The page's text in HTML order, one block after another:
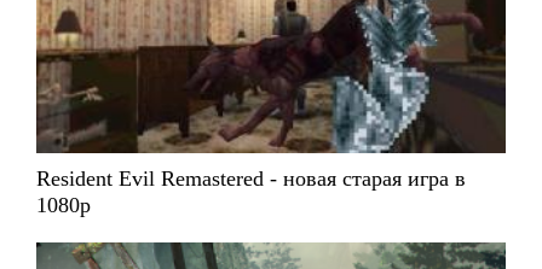
Resident Evil Remastered - новая старая игра в
1080p